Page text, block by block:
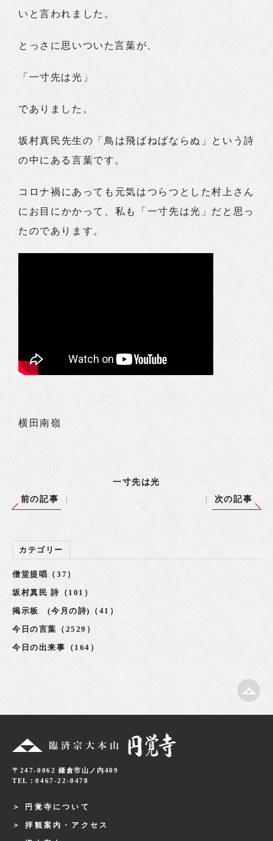
いと言われました。
とっさに思いついた言葉が、
「一寸先は光」
でありました。
坂村真民先生の「鳥は飛ばねばならぬ」という詩
の中にある言葉です。
コロナ禍にあっても元気はつらつとした村上さん
にお目にかかって、私も「一寸先は光」だと思っ
たのであります。
横田南嶺
一寸先は光
前の記事
次の記事
カテゴリー
僧堂提唱（37）
坂村真民 詩（101）
掲示板 (今月の詩)（41）
今日の言葉（2529）
今日の出来事（164）
〒247-0062 鎌倉市山ノ内409
TEL：0467-22-0478
円覚寺について
拝観案内・アクセス